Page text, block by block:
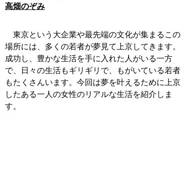
高畑のぞみ
東京という大企業や最先端の文化が集まるこの
場所には、多くの若者が夢見て上京してきます。
成功し、豊かな生活を手に入れた人がいる一方
で、日々の生活もギリギリで、もがいている若者
もたくさんいます。今回は夢を叶えるために上京
したある一人の女性のリアルな生活を紹介しま
す。